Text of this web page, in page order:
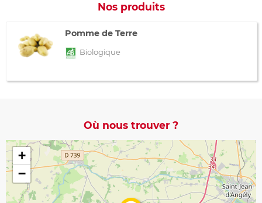
Nos produits
Pomme de Terre
Biologique
Où nous trouver ?
+
−